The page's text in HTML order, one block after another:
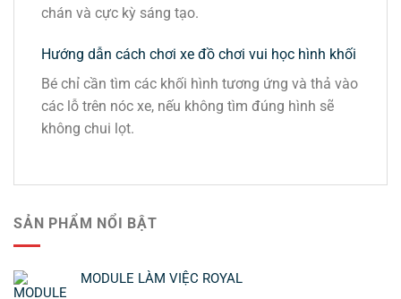
chán và cực kỳ sáng tạo.
Hướng dẫn cách chơi xe đồ chơi vui học hình khối
Bé chỉ cần tìm các khối hình tương ứng và thả vào
các lỗ trên nóc xe, nếu không tìm đúng hình sẽ
không chui lọt.
SẢN PHẨM NỔI BẬT
MODULE LÀM VIỆC ROYAL